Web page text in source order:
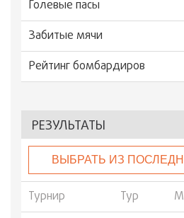
Голевые пасы
Забитые мячи
Рейтинг бомбардиров
РЕЗУЛЬТАТЫ
ВЫБРАТЬ ИЗ
Турнир Тур